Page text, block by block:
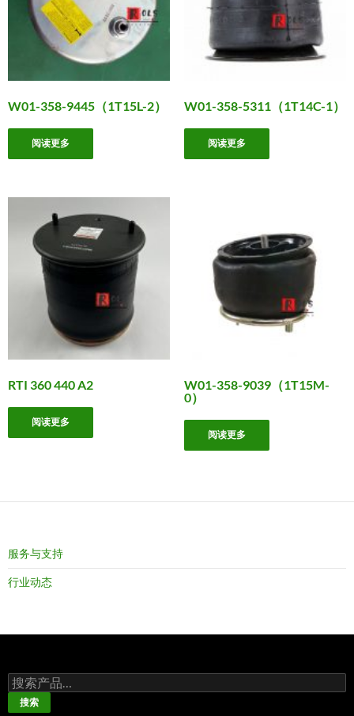
W01-358-9445（1T15L-2）
阅读更多
W01-358-5311（1T14C-1）
阅读更多
RTI 360 440 A2
阅读更多
W01-358-9039（1T15M-
0）
阅读更多
服务与支持
行业动态
搜
索：
搜索